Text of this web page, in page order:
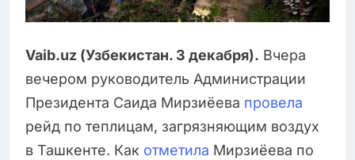
Vaib.uz (Узбекистан. 3 декабря). Вчера
вечером руководитель Администрации
Президента Саида Мирзиёева провела
рейд по теплицам, загрязняющим воздух
в Ташкенте. Как отметила Мирзиёева по